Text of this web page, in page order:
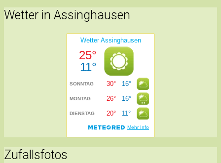
Wetter in Assinghausen
Zufallsfotos